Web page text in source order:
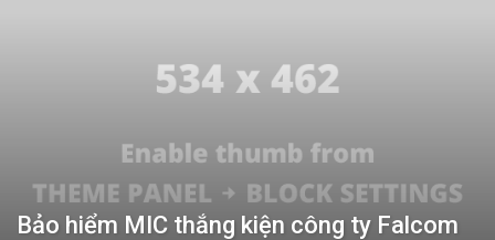
Bảo hiểm MIC thắng kiện công ty Falcom